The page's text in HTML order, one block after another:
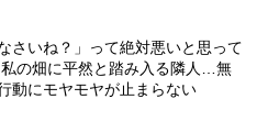
さいね？」って絶対悪いと思って
の畑に平然と踏み入る隣人…無
動にモヤモヤが止まらない